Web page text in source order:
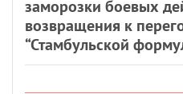
заморозки боевых
возвращения к
“Стамбульской